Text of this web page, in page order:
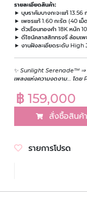
รายละเอียดสินค้า:
► บุษราคัมบางกะจะแท้ 13.56
► เพชรแท้ 1.60 กะรัต (40 เม็
► ตัวเรือนทองคำ 18K หนัก
► ดีไซน์คลาสสิกทรงรี ล้อมเพ
► งานฝังละเอียดระดับ High
✨ Sunlight Serenade™ ⇒ เ
เพลงแห่งความงดงาม… โด
฿ 159,000
สั่งซื้อสินค้า
รายการโปรด